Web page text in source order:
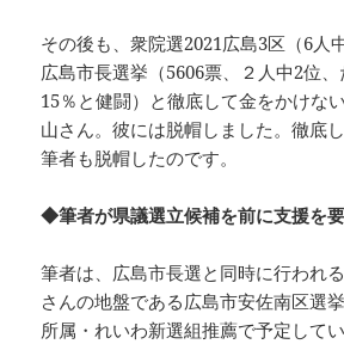
その後も、衆院選2021広島3区（6人
広島市長選挙（5606票、２人中2位
15％と健闘）と徹底して金をかけな
山さん。彼には脱帽しました。徹底
筆者も脱帽したのです。
◆筆者が県議選立候補を前に支援を
筆者は、広島市長選と同時に行われ
さんの地盤である広島市安佐南区選
所属・れいわ新選組推薦で予定してい